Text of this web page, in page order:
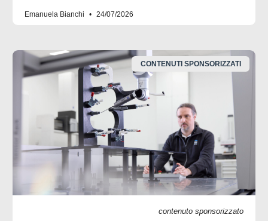
Emanuela Bianchi 24/07/2026
CONTENUTI SPONSORIZZATI
contenuto sponsorizzato